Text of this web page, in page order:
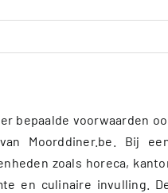
bepaalde voorwaarden
Moorddiner.be. Bij
zoals horeca,
en culinaire invulling.